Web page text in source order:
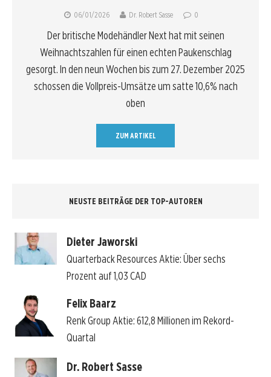
06/01/2026 Dr. Robert Sasse 0
Der britische Modehändler Next hat mit seinen
Weihnachtszahlen für einen echten Paukenschlag
gesorgt. In den neun Wochen bis zum 27. Dezember 2025
schossen die Vollpreis-Umsätze um satte 10,6% nach
oben
ZUM ARTIKEL
NEUSTE BEITRÄGE DER TOP-AUTOREN
Dieter Jaworski
Quarterback Resources Aktie: Über sechs
Prozent auf 1,03 CAD
Felix Baarz
Renk Group Aktie: 612,8 Millionen im Rekord-
Quartal
Dr. Robert Sasse